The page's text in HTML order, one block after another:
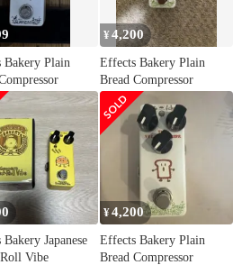
Bakery Plain
¥4,200
Effects Bakery Plain
Bread Compressor
Japanese
Vibe
¥4,200
Effects Bakery Plain
Bread Compressor